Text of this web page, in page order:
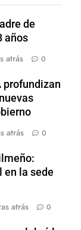
de
años
atrás 0
profundizan
atrás 0
en la sede
atrás 0